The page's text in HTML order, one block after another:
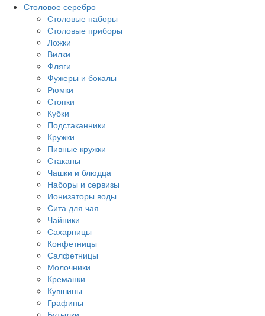
Столовое серебро
Столовые наборы
Столовые приборы
Ложки
Вилки
Фляги
Фужеры и бокалы
Рюмки
Стопки
Кубки
Подстаканники
Кружки
Пивные кружки
Стаканы
Чашки и блюдца
Наборы и сервизы
Ионизаторы воды
Сита для чая
Чайники
Сахарницы
Конфетницы
Салфетницы
Молочники
Креманки
Кувшины
Графины